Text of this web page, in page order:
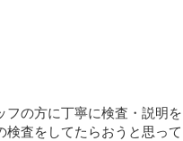
フの方に丁寧に検査・説明を
検査をしてたらおうと思って